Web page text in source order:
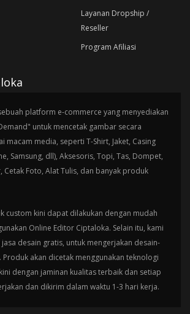
Layanan Dropship /
Reseller
Program Afiliasi
platform e-commerce yang menyediakan
untuk mencetak gambar secara
macam media, seperti T-Shirt, Jaket, Casing
Samsung, dll), Aksesoris, Topi, Tas, Dompet,
Cetak Foto, Alat Tulis, dan banyak produk
custom kini dapat dilakukan dengan mudah
Online Editor Ciptaloka. Selain itu, kami
desain gratis, untuk mengerjakan desain-
Produk akan dicetak menggunakan teknologi
dengan jaminan kualitas terbaik dan setiap
dan dikirim dalam waktu 1-3 hari kerja.